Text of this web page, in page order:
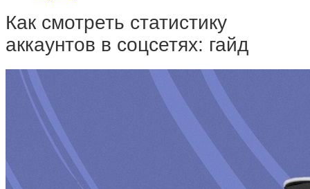
Как смотреть статистику
аккаунтов в соцсетях: гайд